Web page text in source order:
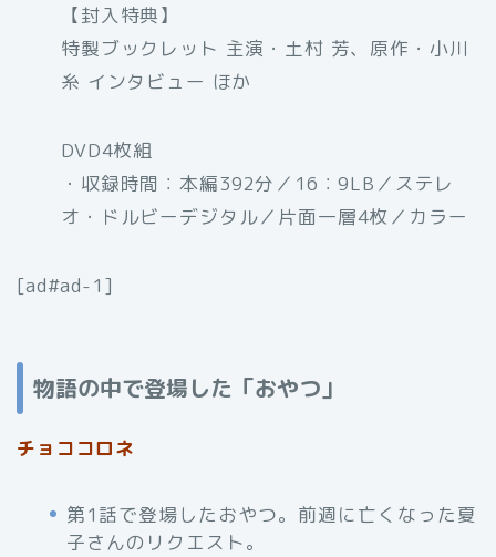
【封入特典】
特製ブックレット 主演・土村 芳、原作・小川
糸 インタビュー ほか
DVD4枚組
・収録時間：本編392分／16：9LB／ステレ
オ・ドルビーデジタル／片面一層4枚／カラー
[ad#ad-1]
物語の中で登場した「おやつ」
チョココロネ
第1話で登場したおやつ。前週に亡くなった夏
子さんのリクエスト。